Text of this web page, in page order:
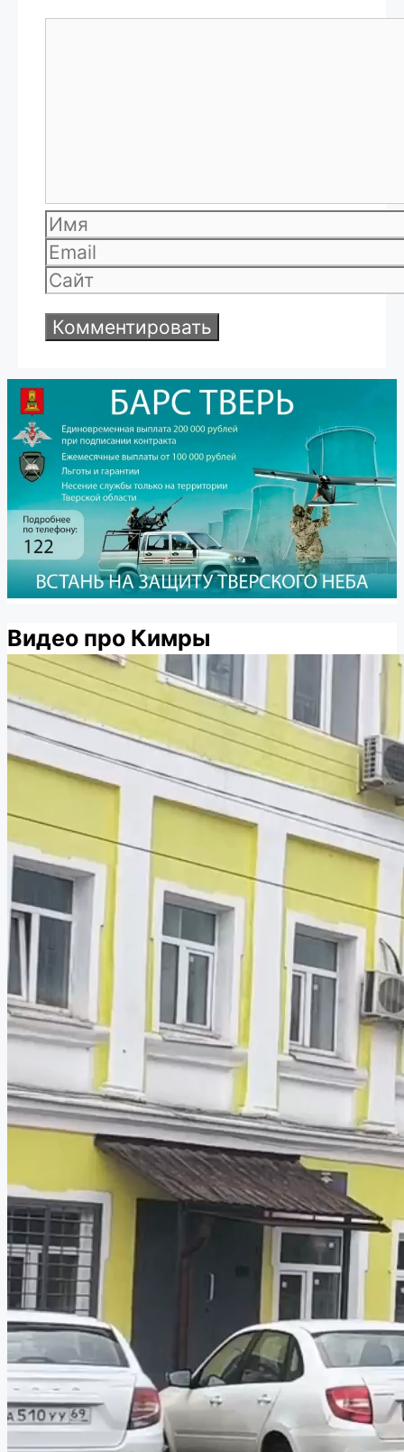
Имя
Email
Сайт
Видео про Кимры